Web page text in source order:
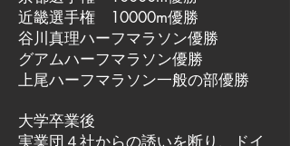
近畿選手権 10000m優勝
谷川真理ハーフマラソン優勝
グアムハーフマラソン優勝
上尾ハーフマラソン一般の部優勝
大学卒業後
実業団４社からの誘いを断り、ドイ